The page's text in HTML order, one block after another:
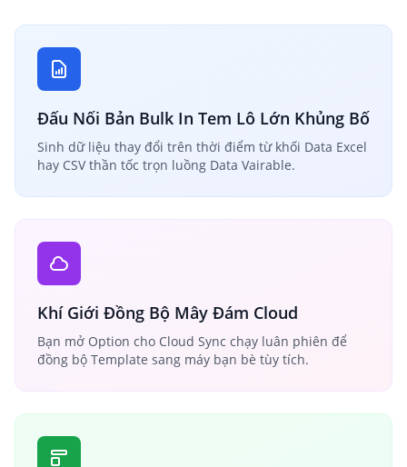
Đấu Nối Bản Bulk In Tem Lô Lớn Khủng Bố
Sinh dữ liệu thay đổi trên thời điểm từ khối Data Excel
hay CSV thần tốc trọn luồng Data Vairable.
Khí Giới Đồng Bộ Mây Đám Cloud
Bạn mở Option cho Cloud Sync chạy luân phiên để
đồng bộ Template sang máy bạn bè tùy tích.